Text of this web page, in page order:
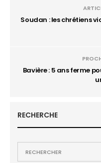
Soudan : les chrétiens
Bavière : 5 ans ferme
RECHERCHE